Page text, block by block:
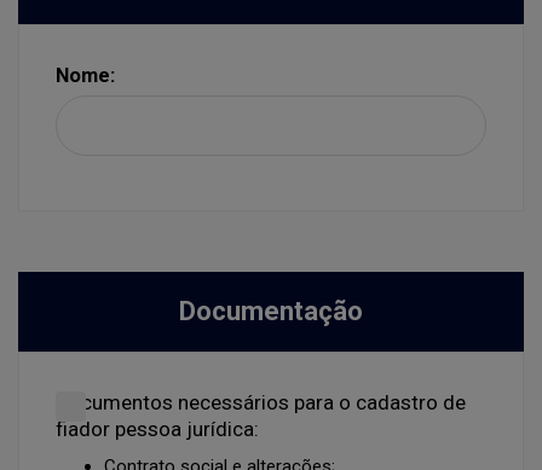
Nome:
Documentação
Documentos necessários para o cadastro de
fiador pessoa jurídica: